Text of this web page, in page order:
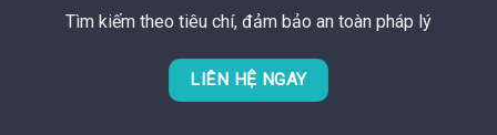
Tìm kiếm theo tiêu chí, đảm bảo an toàn pháp lý
LIÊN HỆ NGAY